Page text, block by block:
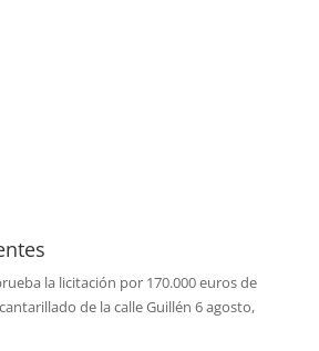
la licitación por 170.000 euros de
de la calle Guillén 6 agosto,